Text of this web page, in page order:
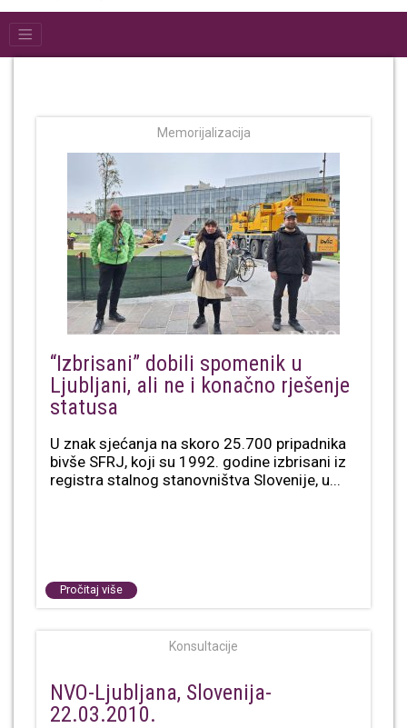
Memorijalizacija
“Izbrisani” dobili spomenik u
Ljubljani, ali ne i konačno rješenje
statusa
U znak sjećanja na skoro 25.700 pripadnika
bivše SFRJ, koji su 1992. godine izbrisani iz
registra stalnog stanovništva Slovenije, u...
Pročitaj više
Konsultacije
NVO-Ljubljana, Slovenija-
22.03.2010.